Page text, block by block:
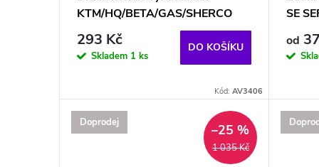
KTM/HQ/BETA/GAS/SHERCO
293 Kč
Skladem 1 ks
DO KOŠÍKU
Kód:AV3406
SE
od
Doprodej
1 035 Kč
–25 %